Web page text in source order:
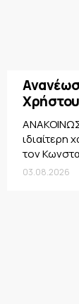
Χρήστου
ιδιαίτερη
τον
03.08.2026